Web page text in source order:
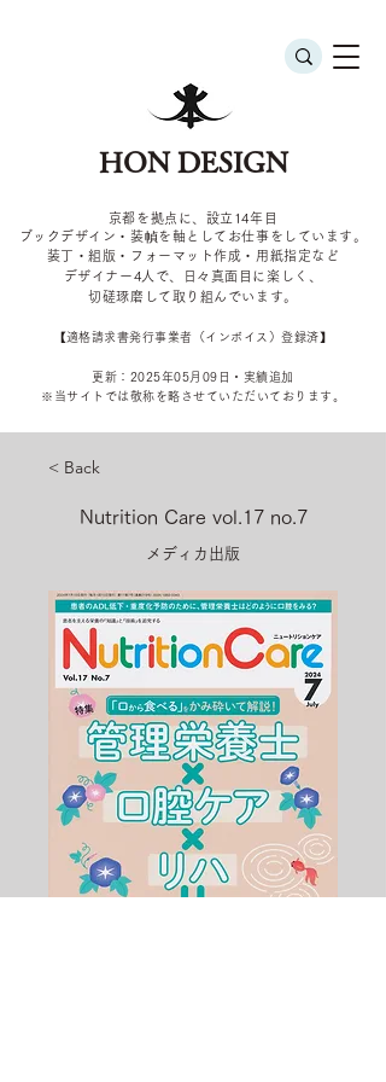
HON DESIGN
京都を拠点に、設立14年目
ブックデザイン・装幀を軸としてお仕事をしています。
装丁・組版・フォーマット作成・用紙指定など
デザイナー4 人で、日々真面目に楽しく、
切磋琢磨して取り組んでいます。
​【適格請求書発行事業者（インボイス）登録済】
更新：2025年05 月09 日・実績追加
​※当サイトでは敬称を 略させていただいております。
< Back
Nutrition Care vol.17 no.7
メディカ出版